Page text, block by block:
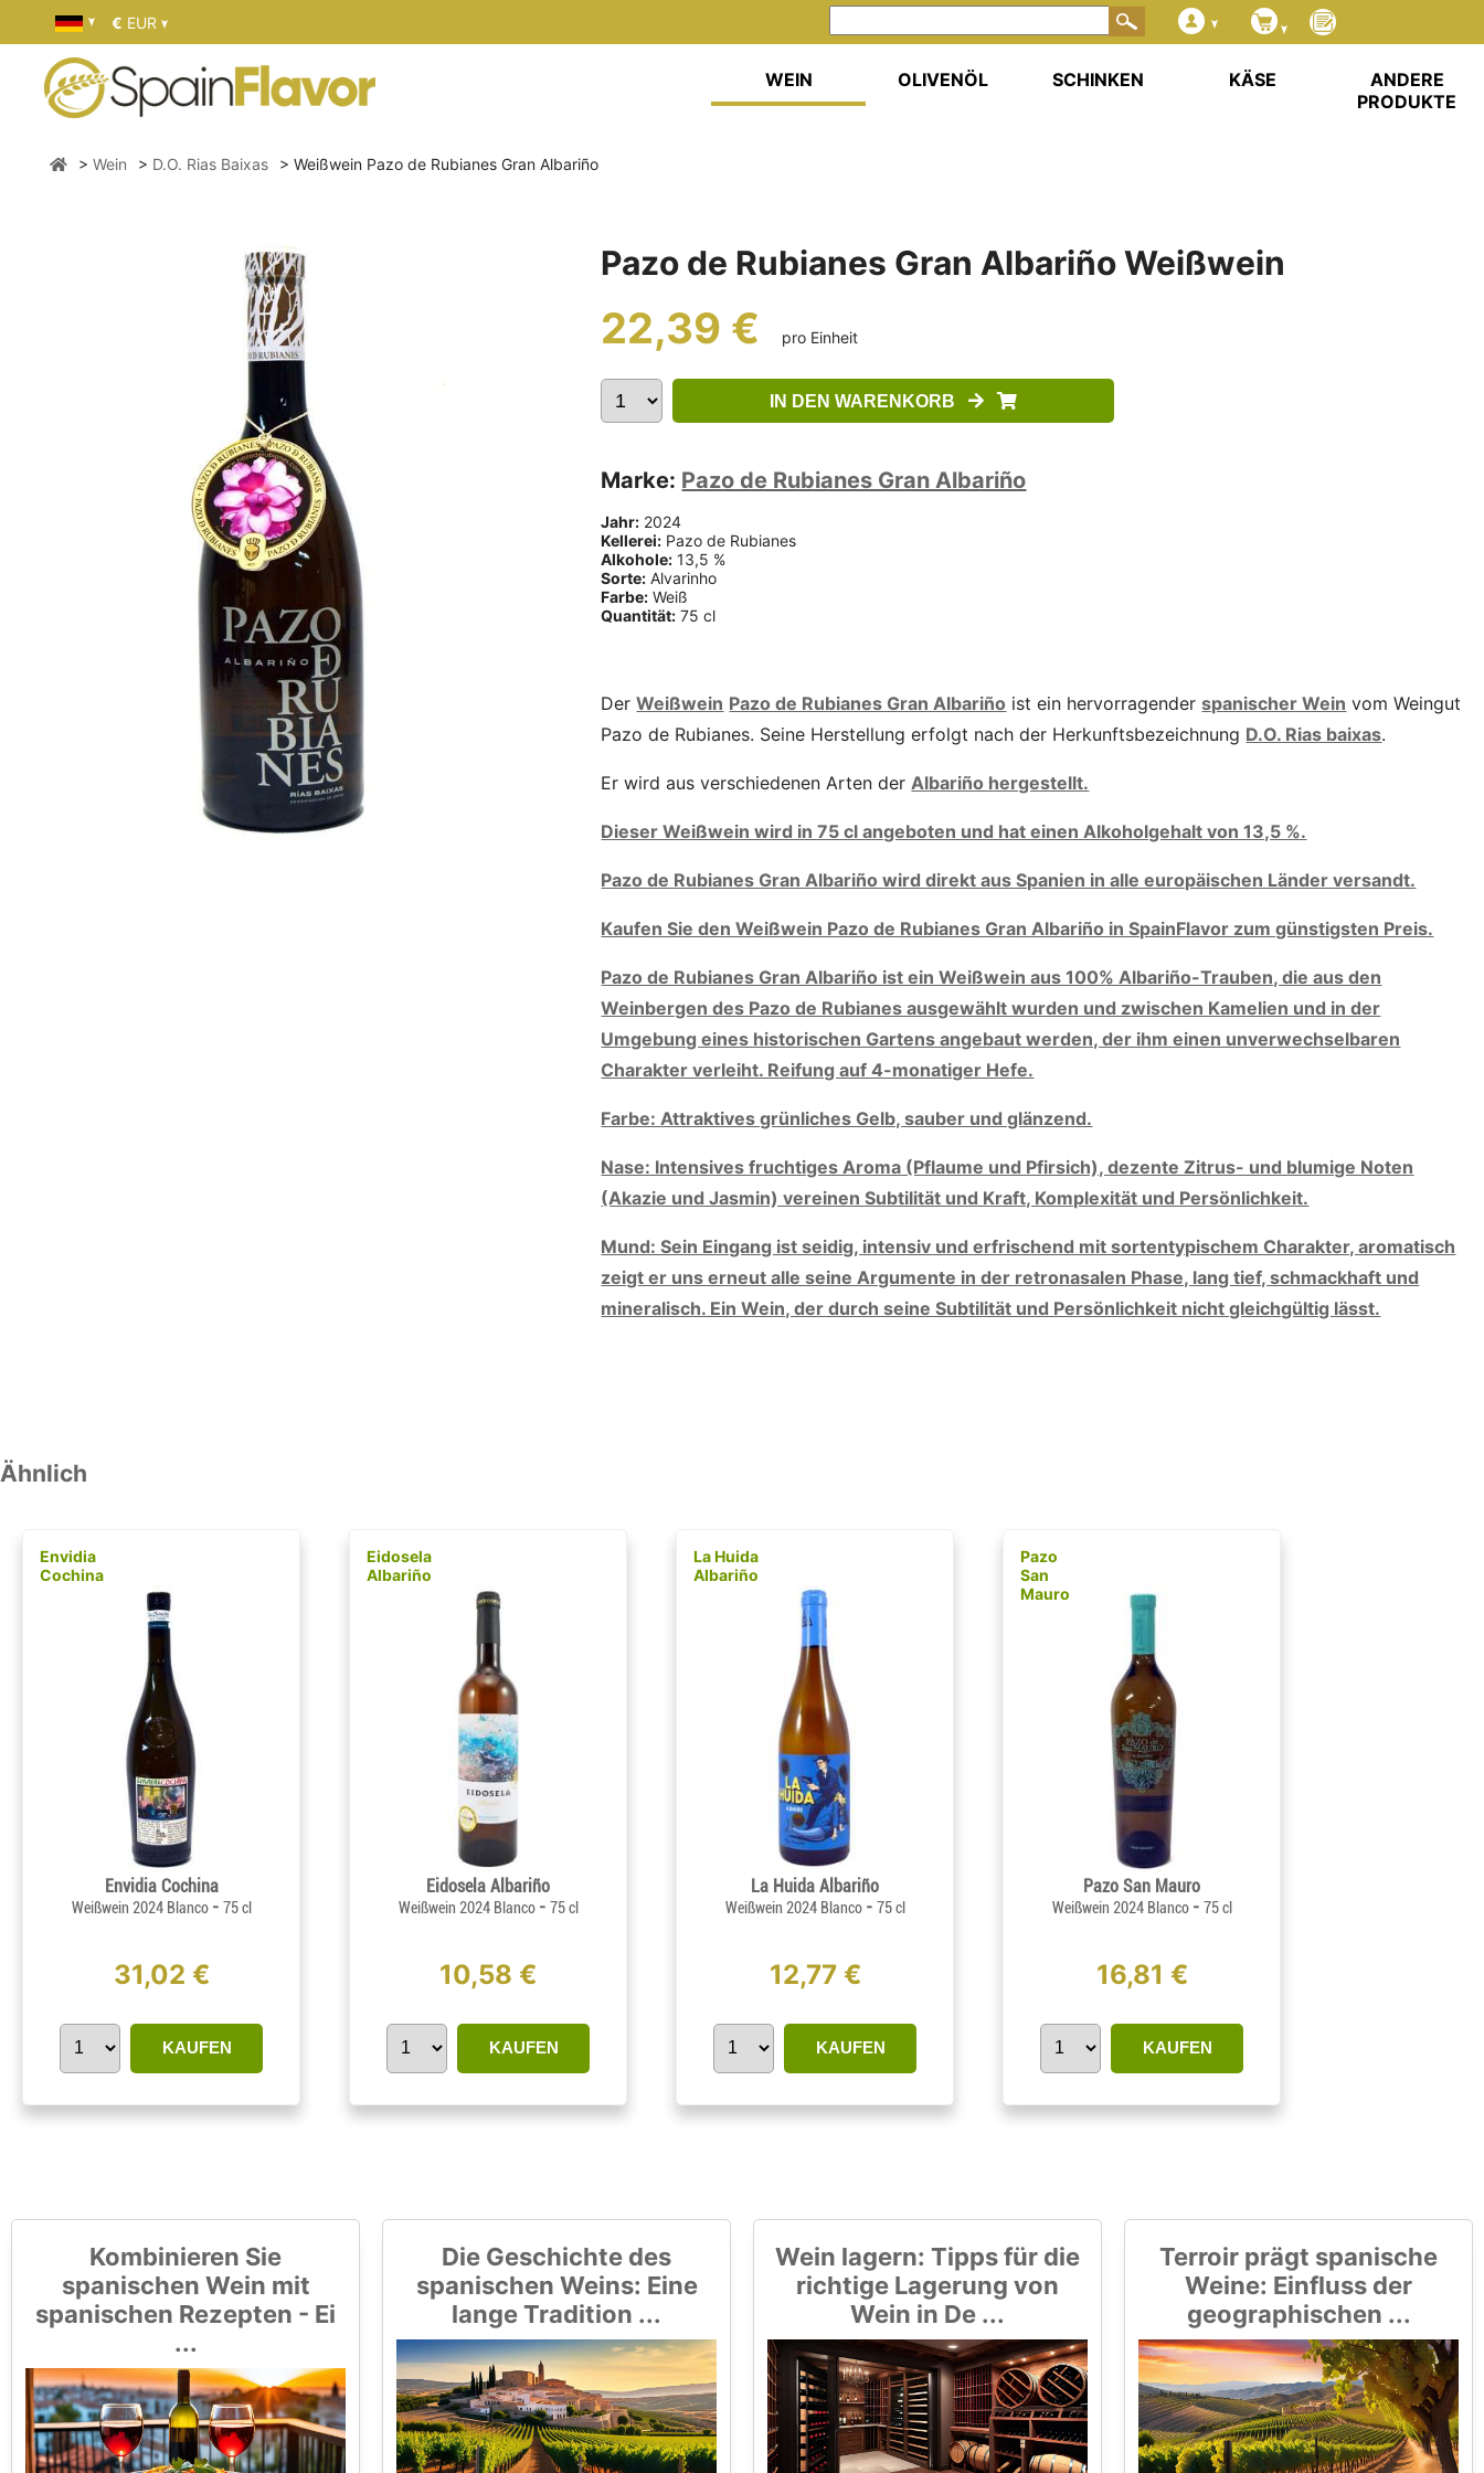
Pazo de Rubianes Gran Albariño Weißwein
22,39 € pro Einheit
IN DEN WARENKORB
Marke: Pazo de Rubianes Gran Albariño
Jahr: 2024
Kellerei: Pazo de Rubianes
Alkohole: 13,5 %
Sorte: Alvarinho
Farbe: Weiß
Quantität: 75 cl
DerWeißwein Pazo de Rubianes Gran Albariño ist ein hervorragenderspanischer Wein vom Weingut
Pazo de Rubianes. Seine Herstellung erfolgt nach der Herkunftsbezeichnung D.O. Rias baixas.
Er wird aus verschiedenen Arten der Albariño hergestellt.
Dieser Weißwein wird in 75 cl angeboten und hat einen Alkoholgehalt von 13,5 %.
Pazo de Rubianes Gran Albariño wird direkt aus Spanien in alle europäischen Länder versandt.
Kaufen Sie den Weißwein Pazo de Rubianes Gran Albariño in SpainFlavor zum günstigsten Preis.
Pazo de Rubianes Gran Albariño ist ein Weißwein aus 100% Albariño-Trauben, die aus den
Weinbergen des Pazo de Rubianes ausgewählt wurden und zwischen Kamelien und in der
Umgebung eines historischen Gartens angebaut werden, der ihm einen unverwechselbaren
Charakter verleiht. Reifung auf 4-monatiger Hefe.
Farbe: Attraktives grünliches Gelb, sauber und glänzend.
Nase: Intensives fruchtiges Aroma (Pflaume und Pfirsich), dezente Zitrus- und blumige Noten
(Akazie und Jasmin) vereinen Subtilität und Kraft, Komplexität und Persönlichkeit.
Mund: Sein Eingang ist seidig, intensiv und erfrischend mit sortentypischem Charakter, aromatisch
zeigt er uns erneut alle seine Argumente in der retronasalen Phase, lang tief, schmackhaft und
mineralisch. Ein Wein, der durch seine Subtilität und Persönlichkeit nicht gleichgültig lässt.
Ähnlich
Envidia
Cochina
Envidia Cochina
Weißwein 2024 Blanco - 75 cl
31,02 €
KAUFEN
Eidosela
Albariño
Eidosela Albariño
Weißwein 2024 Blanco - 75 cl
10,58 €
KAUFEN
La Huida
Albariño
La Huida Albariño
Weißwein 2024 Blanco - 75 cl
12,77 €
KAUFEN
Pazo
San
Mauro
Pazo San Mauro
Weißwein 2024 Blanco - 75 cl
16,81 €
KAUFEN
Kombinieren Sie
spanischen Wein mit
spanischen Rezepten - Ei
...
Die Geschichte des
spanischen Weins: Eine
lange Tradition ...
Wein lagern: Tipps für die
richtige Lagerung von
Wein in De ...
Terroir prägt spanische
Weine: Einfluss der
geographischen ...
€ EUR
WEIN OLIVENÖL SCHINKEN KÄSE
ANDERE
PRODUKTE
Wein D.O. Rias Baixas Weißwein Pazo de Rubianes Gran Albariño